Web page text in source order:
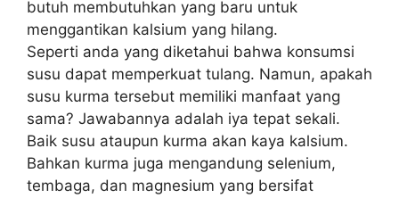
butuh membutuhkan yang baru untuk
menggantikan kalsium yang hilang.
Seperti anda yang diketahui bahwa konsumsi
susu dapat memperkuat tulang. Namun, apakah
susu kurma tersebut memiliki manfaat yang
sama? Jawabannya adalah iya tepat sekali.
Baik susu ataupun kurma akan kaya kalsium.
Bahkan kurma juga mengandung selenium,
tembaga, dan magnesium yang bersifat